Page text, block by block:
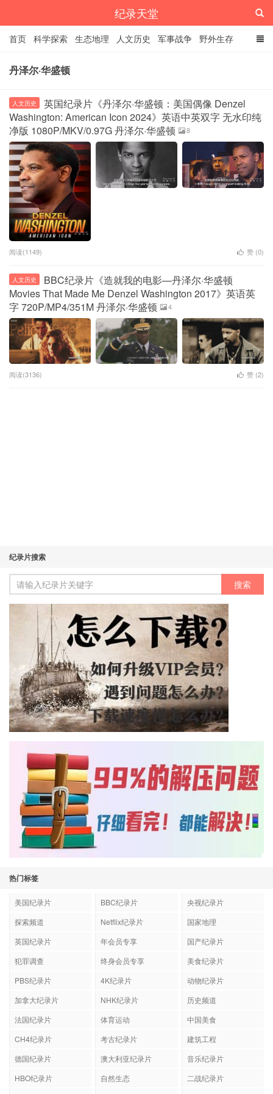
纪录天堂
首页 科学探索 生态地理 人文历史 军事战争 野外生存
经典纪录 4K纪录片
丹泽尔·华盛顿
人文历史
英国纪录片《丹泽尔·华盛顿：美国偶像 Denzel
Washington: American Icon 2024》英语中英双字 无水印纯
净版 1080P/MKV/0.97G 丹泽尔·华盛顿
8
阅读(1149) 赞 (0)
人文历史
BBC纪录片《造就我的电影—丹泽尔·华盛顿
Movies That Made Me Denzel Washington 2017》英语英
字 720P/MP4/351M 丹泽尔·华盛顿
4
阅读(3136) 赞 (2)
纪录片搜索
热门标签
美国纪录片 BBC纪录片
央视纪录片
探索频道
Netflix纪录片
国家地理
英国纪录片
年会员专享
国产纪录片
犯罪调查
终身会员专享
美食纪录片
PBS纪录片
4K纪录片
动物纪录片
加拿大纪录片
NHK纪录片
历史频道
法国纪录片
体育运动
中国美食
CH4纪录片
考古纪录片
建筑工程
德国纪录片
澳大利亚纪录片
音乐纪录片
HBO纪录片
自然生态
二战纪录片